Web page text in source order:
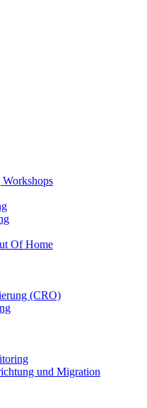
Of Home
(CRO)
und Migration